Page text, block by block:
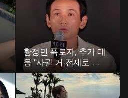
황정민 폭로자, 추가 대
응 "사귈 거 전제로 하
고…"